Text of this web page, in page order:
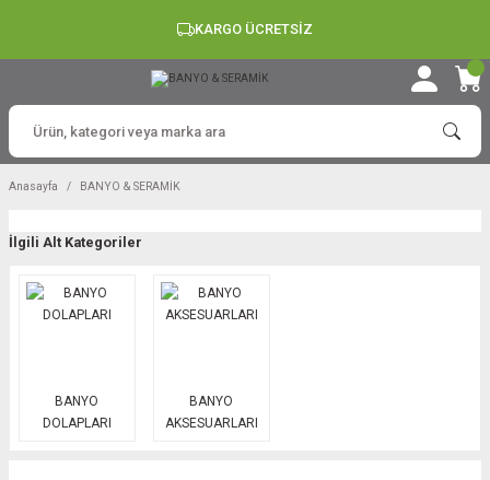
KARGO ÜCRETSİZ
Anasayfa BANYO & SERAMİK
İlgili Alt Kategoriler
BANYO
DOLAPLARI
BANYO
AKSESUARLARI